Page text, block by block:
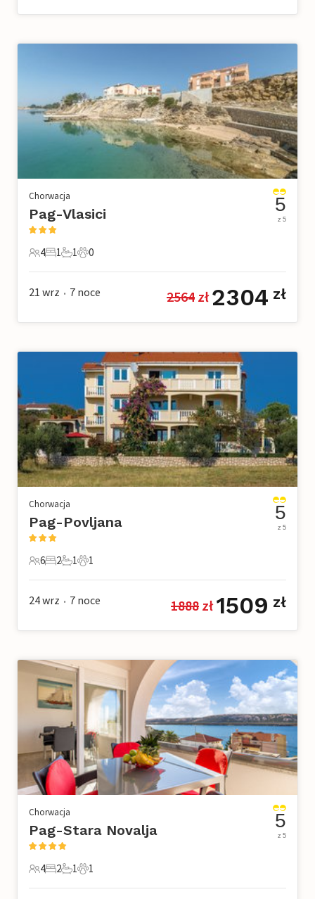
Chorwacja
Pag-Vlasici
4 Goście
4
1 Sypialnia
1
1 Łazienka
1
0 Zwierzęta domowe
0
5
z 5
21 wrz • 7 noce 2564 zł 2304 zł
Chorwacja
Pag-Povljana
6 Goście
6
2 Sypialnie
2
1 Łazienka
1
1 Zwierzę domowe
1
5
z 5
24 wrz • 7 noce 1888 zł 1509 zł
Chorwacja
Pag-Stara Novalja
4 Goście
4
2 Sypialnie
2
1 Łazienka
1
1 Zwierzę domowe
1
5
z 5